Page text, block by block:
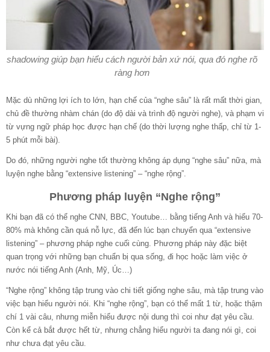
shadowing giúp bạn hiểu cách người bản xứ nói, qua đó nghe rõ
ràng hơn
Mặc dù những lợi ích to lớn, hạn chế của “nghe sâu” là rất mất thời gian,
chủ đề thường nhàm chán (do độ dài và trình độ người nghe), và phạm vi
từ vựng ngữ pháp học được hạn chế (do thời lượng nghe thấp, chỉ từ 1-
5 phút mỗi bài).
Do đó, những người nghe tốt thường không áp dụng “nghe sâu” nữa, mà
luyện nghe bằng “extensive listening” – “nghe rộng”.
Phương pháp luyện “Nghe rộng”
Khi bạn đã có thể nghe CNN, BBC, Youtube… bằng tiếng Anh và hiểu 70-
80% mà không cần quá nỗ lực, đã đến lúc bạn chuyển qua “extensive
listening” – phương pháp nghe cuối cùng. Phương pháp này đặc biệt
quan trọng với những bạn chuẩn bị qua sống, đi học hoặc làm việc ở
nước nói tiếng Anh (Anh, Mỹ, Úc…)
“Nghe rộng” không tập trung vào chi tiết giống nghe sâu, mà tập trung vào
việc bạn hiểu người nói. Khi “nghe rộng”, bạn có thể mất 1 từ, hoặc thậm
chí 1 vài câu, nhưng miễn hiểu được nội dung thì coi như đạt yêu cầu.
Còn kể cả bắt được hết từ, nhưng chẳng hiểu người ta đang nói gì, coi
như chưa đạt yêu cầu.